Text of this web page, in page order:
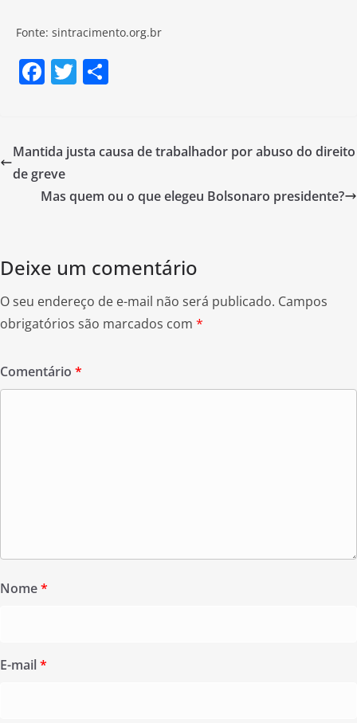
Fonte: sintracimento.org.br
F
e
b
o
T
er e
Mantida justa causa de trabalhador por abuso do direito
de greve
Mas quem ou o que elegeu Bolsonaro presidente?
Deixe um comentário
O seu endereço de e-mail não será publicado. Campos
obrigatórios são marcados com *
Comentário *
Nome*
E-mail*